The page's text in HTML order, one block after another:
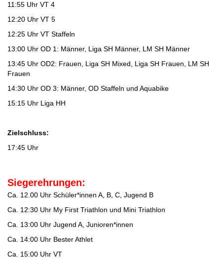
11:55 Uhr VT 4
12:20 Uhr VT 5
12:25 Uhr VT Staffeln
13:00 Uhr OD 1: Männer, Liga SH Männer, LM SH Männer
13:45 Uhr OD2: Frauen, Liga SH Mixed, Liga SH Frauen, LM SH
Frauen
14:30 Uhr OD 3: Männer, OD Staffeln und Aquabike
15:15 Uhr Liga HH
Zielschluss:
17:45 Uhr
Siegerehrungen:
Ca. 12.00 Uhr Schüler*innen A, B, C, Jugend B
Ca. 12:30 Uhr My First Triathlon und Mini Triathlon
Ca. 13:00 Uhr Jugend A, Junioren*innen
Ca. 14:00 Uhr Bester Athlet
Ca. 15:00 Uhr VT